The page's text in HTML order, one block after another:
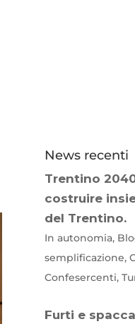
News recenti
Trentino
costruire
del Trentino.
In autonomia,
semplificazione,
Confesercenti,
Furti e